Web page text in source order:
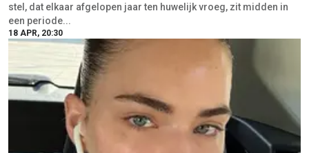
stel, dat elkaar afgelopen jaar ten huwelijk vroeg, zit midden in
een periode...
18 APR, 20:30